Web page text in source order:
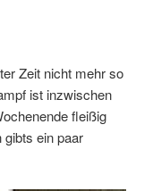
Zeit nicht mehr so
ist inzwischen
fleißig
gibts ein paar